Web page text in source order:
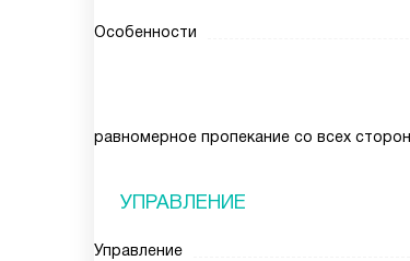
Особенности
равномерное пропекание со всех
УПРАВЛЕНИЕ
Управление